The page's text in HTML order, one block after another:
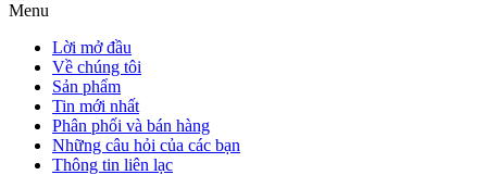
Menu
Lời mở đầu
Về chúng tôi
Sản phẩm
Tin mới nhất
Phân phối và bán hàng
Những câu hỏi của các bạn
Thông tin liên lạc